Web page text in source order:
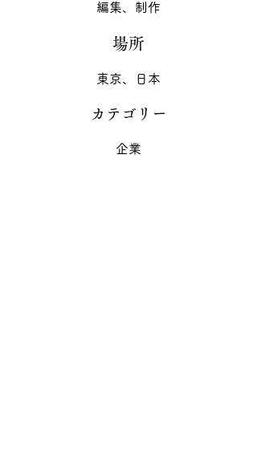
編集、制作
場所
東京、日本
カテゴリー
企業